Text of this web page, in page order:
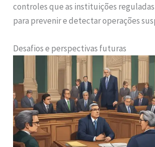
controles que as instituições
para prevenir e detectar operações
Desafios e perspectivas futuras